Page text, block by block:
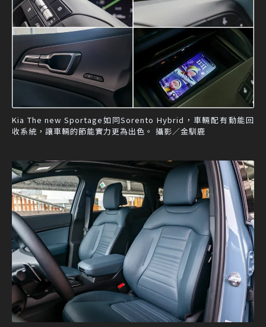
Kia The new Sportage如同Sorento Hybrid，車輛配有動能回
收系統，讓車輛的節能實力更為出色。 攝影／金馴鹿